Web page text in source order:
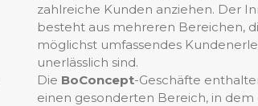
zahlreiche Kunden anziehen. Der
besteht aus mehreren Bereichen,
möglichst umfassendes
unerlässlich sind.
Die BoConcept-Geschäfte
einen gesonderten Bereich, in dem